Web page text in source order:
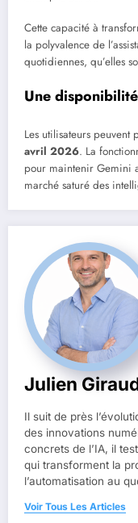
Cette capacité à
la polyvalence de
quotidiennes, qu’elles
Une
Les utilisateurs
avril 2026. La
pour maintenir Gemini
marché saturé des
Julien
Il suit de près
des innovations
concrets de l’IA, il
qui transforment la
l’automatisation au
Voir Tous Les Articles